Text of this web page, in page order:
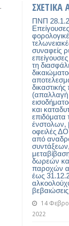
ΣΧΕΤΙΚΑ
ΠΝΠ
Επείγουσες
συναφείς
επείγουσες
τη
και
επιδόματα
ένστολων,
οφειλές
από
δωρεών
παροχών
έως
14
2022
.